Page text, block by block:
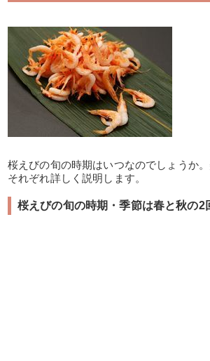
桜えびの旬の時期はいつなのでしょうか
それぞれ詳しく説明します。
桜えびの旬の時期・季節は春と秋の2